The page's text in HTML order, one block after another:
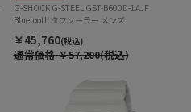
G-SHOCK G-STEEL GST-B600D-1AJF
Bluetooth タフソーラー メンズ
￥45,760(税込)
通常価格￥57,200(税込)